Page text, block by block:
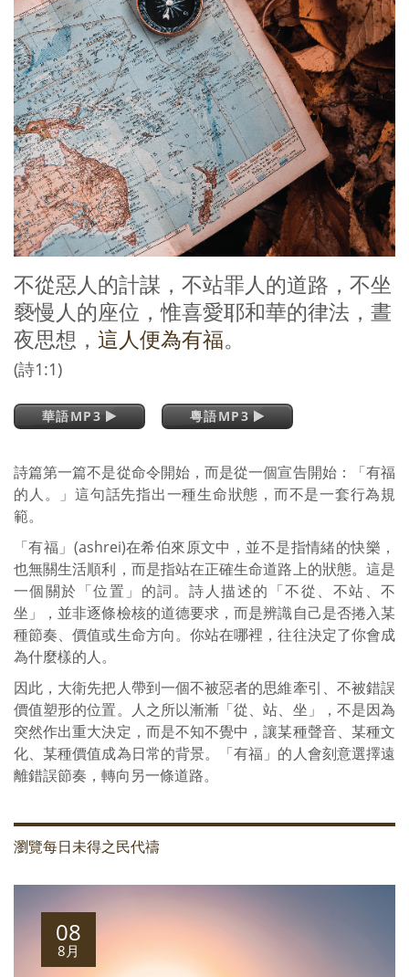
不從惡人的計謀，不站罪人的道路，不坐
褻慢人的座位，惟喜愛耶和華的律法，晝
夜思想， 這人便為有福。
(詩1:1)
華語MP3 粵語MP3
詩篇第一篇不是從命令開始，而是從一個宣告開始：「有福
的人。」這句話先指出一種生命狀態，而不是一套行為規
範。
「有福」(ashrei)在希伯來原文中，並不是指情緒的快樂，
也無關生活順利，而是指站在正確生命道路上的狀態。這是
一個關於「位置」的詞。詩人描述的「不從、不站、不
坐」，並非逐條檢核的道德要求，而是辨識自己是否捲入某
種節奏、價值或生命方向。你站在哪裡，往往決定了你會成
為什麼樣的人。
因此，大衛先把人帶到一個不被惡者的思維牽引、不被錯誤
價值塑形的位置。人之所以漸漸「從、站、坐」，不是因為
突然作出重大決定，而是不知不覺中，讓某種聲音、某種文
化、某種價值成為日常的背景。「有福」的人會刻意選擇遠
離錯誤節奏，轉向另一條道路。
瀏覽每日未得之民代禱
08
8月